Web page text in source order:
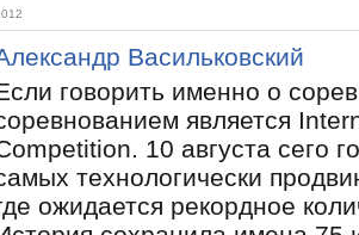
Васильковский
говорить именно о
является
10 августа сего
технологически
ожидается рекордное